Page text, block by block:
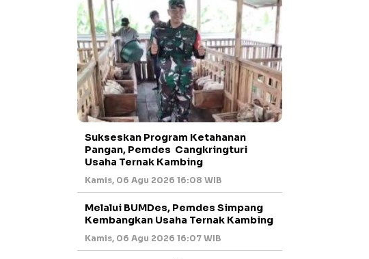
Sukseskan Program Ketahanan
Pangan, Pemdes Cangkringturi
Usaha Ternak Kambing
Kamis, 06 Agu 2026 16:08 WIB
Melalui BUMDes, Pemdes Simpang
Kembangkan Usaha Ternak Kambing
Kamis, 06 Agu 2026 16:07 WIB